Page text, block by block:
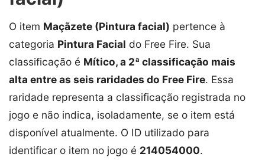
O item Maçãzete (Pintura facial) pertence à
categoria Pintura Facial do Free Fire. Sua
classificação é Mítico, a 2ª classificação mais
alta entre as seis raridades do Free Fire. Essa
raridade representa a classificação registrada no
jogo e não indica, isoladamente, se o item está
disponível atualmente. O ID utilizado para
identificar o item no jogo é 214054000.